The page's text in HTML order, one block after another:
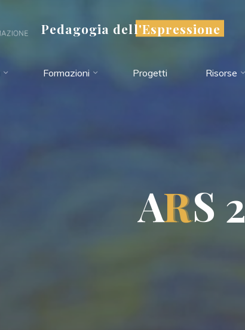
Pedagogia dell'Espressione
Formazioni Progetti Risorse
AR
RS 2